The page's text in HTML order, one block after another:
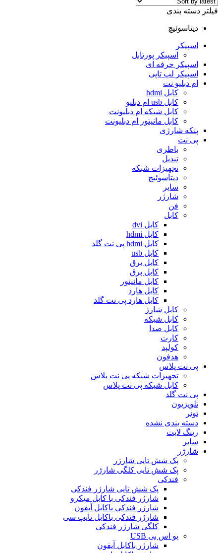
فیلتر دسته بندی
دیتاسوئیچ
اسپیکر
اسپیکر پورتابل
اسپیکر حرفه ای
اسپیکر لپ تاپی
ام دبلیو نت
کابل hdmi
کابل usb ام دبلیو
کابل شبکه ام دبلیونت
کابل مانیتور ام دبلیونت
پنکه شارژی
پی نت
باطری
تبدیل
تجهیزات شبکه
دیتاسوئیچ
سایر
شارژر
فن
کابل
کابل dvi
کابل hdmi
کابل hdmi پی نت گلد
کابل usb
کابل برق
کابل برق
کابل مانیتور
کابل هارد
کابل هارد پی نت گلد
کابل شارژ
کابل شبکه
کابل صدا
کارت
کولپد
هدفون
پی نت پلاس
تجهیزات شبکه پی نت پلاس
کابل شبکه پی نت پلاس
پی نت گلد
تلویزیون
تونر
دسته بندی نشده
رینگ لایت
سایر
شارژر
پک شش تایی شارژر
پک شش تایی کلگی شارژر
فندکی
پک شش تایی شارژر فندکی
شارژر فندکی با کابل میکرو
شارژر فندکی باکابل آیفون
شارژر فندکی باکابل تایپ سی
کلگی شارژر فندکی
یو اس بی USB
شارژر باکابل آیفون